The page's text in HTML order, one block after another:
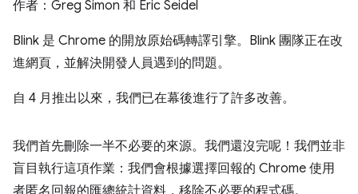
作者：Greg Simon 和 Eric Seidel
Blink 是 Chrome 的開放原始碼轉譯引擎。Blink 團隊正在改
進網頁，並解決開發人員遇到的問題。
自 4 月推出以來，我們已在幕後進行了許多改善。
我們首先刪除一半不必要的來源。我們還沒完呢！我們並非
盲目執行這項作業：我們會根據選擇回報的 Chrome 使用
者匿名回報的匯總統計資料，移除不必要的程式碼。